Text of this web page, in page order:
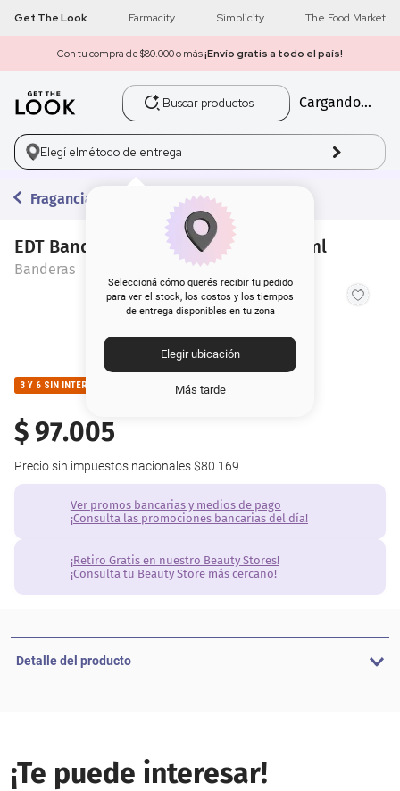
Get The Look Farmacity Simplicity The Food Market
Con tu compra de $80.000 o más¡Envío gratis a todo el país!
Buscar productos
Cargando...
Elegí elmétodo de entrega
Seleccioná cómo querés recibir tu pedido
para ver el stock, los costos y los tiempos
de entrega disponibles en tu zona
Elegir ubicación
Más tarde
Fragancias
EDT Banderas Blue Seduction x 200 ml
Banderas
3 Y 6 SIN INTERES
$97.005
Precio sin impuestos nacionales $80.169
Ver promos bancarias y medios de pago
¡Consulta las promociones bancarias del día!
¡Retiro Gratis en nuestro Beauty Stores!
¡Consulta tu Beauty Store más cercano!
Detalle del producto
¡Te puede interesar!
1 get the look
2 máscara pestañas
3.
5. corrector
9. cher
10